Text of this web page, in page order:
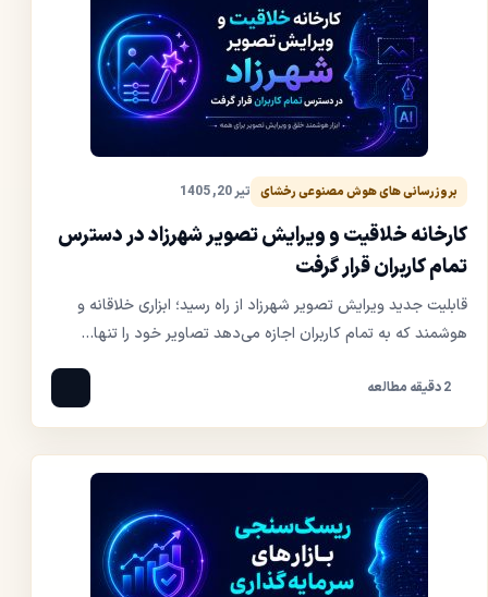
بروزرسانی های هوش مصنوعی رخشای تیر 20, 1405
کارخانه خلاقیت و ویرایش تصویر شهرزاد در دسترس
تمام کاربران قرار گرفت
قابلیت جدید ویرایش تصویر شهرزاد از راه رسید؛ ابزاری خلاقانه و
هوشمند که به تمام کاربران اجازه می‌دهد تصاویر خود را تنها...
2 دقیقه مطالعه